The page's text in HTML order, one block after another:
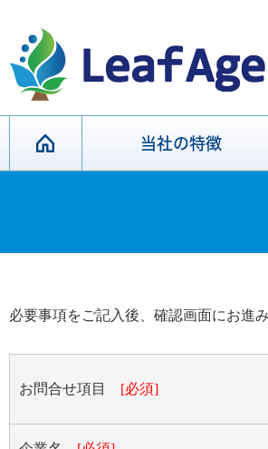
当社の特徴
必要事項をご記入後、確認画面にお進み
お問合せ項目 [必須]